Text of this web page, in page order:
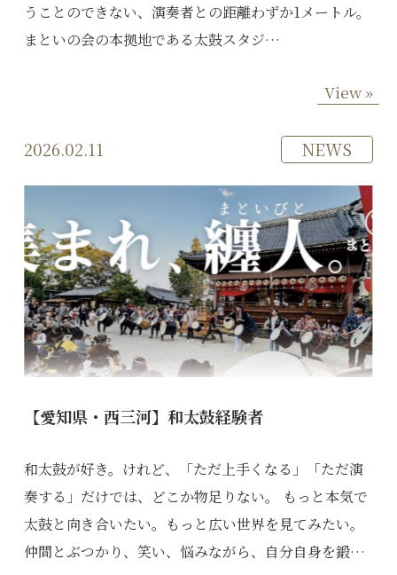
うことのできない、演奏者との距離わずか1メートル。
まといの会の本拠地である太鼓スタジ…
View »
2026.02.11 NEWS
【愛知県・西三河】和太鼓経験者
和太鼓が好き。けれど、「ただ上手くなる」「ただ演
奏する」だけでは、どこか物足りない。 もっと本気で
太鼓と向き合いたい。もっと広い世界を見てみたい。
仲間とぶつかり、笑い、悩みながら、自分自身を鍛…